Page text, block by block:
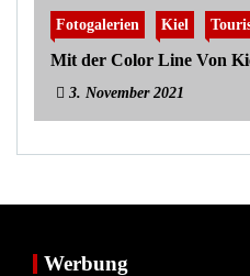
Fotogalerien Kiel
Mit der Color Line Von
3. November 2021
Werbung